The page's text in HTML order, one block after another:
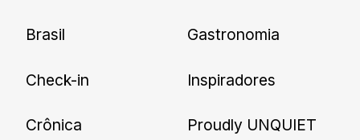
Brasil
Check-in
Crônica
Gastronomia
Inspiradores
Proudly UNQUIET